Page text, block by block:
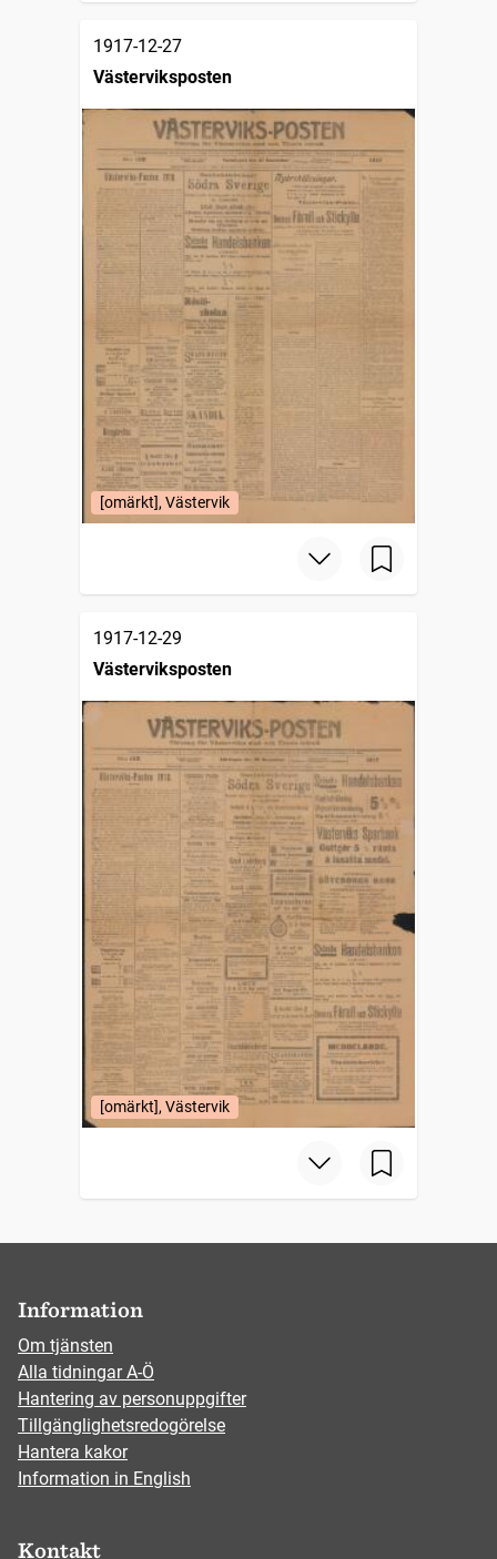
1917-12-27
Västerviksposten
[omärkt], Västervik
1917-12-29
Västerviksposten
[omärkt], Västervik
Information
Om tjänsten
Alla tidningar A-Ö
Hantering av personuppgifter
Tillgänglighetsredogörelse
Hantera kakor
Information in English
Kontakt